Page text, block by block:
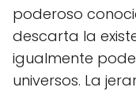
poderoso
descarta la
igualmente
universos. La